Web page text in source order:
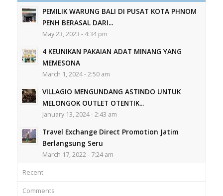
PEMILIK WARUNG BALI DI PUSAT KOTA PHNOM
PENH BERASAL DARI...
May 23, 2023 - 4:34 pm
4 KEUNIKAN PAKAIAN ADAT MINANG YANG
MEMESONA
March 1, 2024 - 2:50 am
VILLAGIO MENGUNDANG ASTINDO UNTUK
MELONGOK OUTLET OTENTIK...
January 13, 2024 - 2:43 am
Travel Exchange Direct Promotion Jatim
Berlangsung Seru
March 17, 2022 - 7:24 am
Recent
Comments